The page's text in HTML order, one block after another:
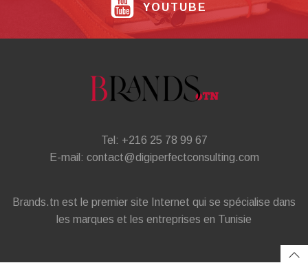
YOUTUBE
Tel: +216 25 78 99 67
E-mail: contact@digiperfectconsulting.com
Brands.tn est le premier site Internet qui se spécialise dans
les marques et les entreprises en Tunisie